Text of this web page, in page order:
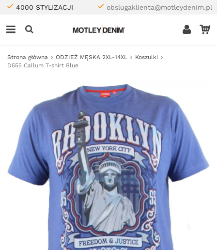
4000 STYLIZACJI obslugaklienta@motleydenim.pl
Strona główna ODZIEŻ MĘSKA 2XL-14XL
Koszulki
D555 Callum T-shirt Blue